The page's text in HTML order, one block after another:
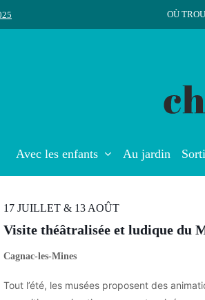
OÙ
Avec les enfants Au jardin
17 JUILLET & 13 AOÛT
Visite théâtralisée et ludique du
Cagnac-les-Mines
Tout l’été, les musées proposent des